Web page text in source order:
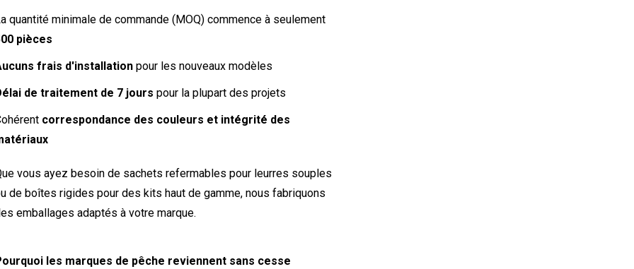
quantité minimale de commande (MOQ) commence à seulement
pièces
frais d'installation pour les nouveaux modèles
de traitement de 7 jours pour la plupart des projets
correspondance des couleurs et intégrité des
vous ayez besoin de sachets refermables pour leurres souples
de boîtes rigides pour des kits haut de gamme, nous fabriquons
emballages adaptés à votre marque.
les marques de pêche reviennent sans cesse